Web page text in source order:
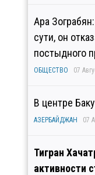
Ара
сути, он
постыдного
ОБЩЕСТВО 07
В центре
АЗЕРБАЙДЖАН 07
Тигран
активности